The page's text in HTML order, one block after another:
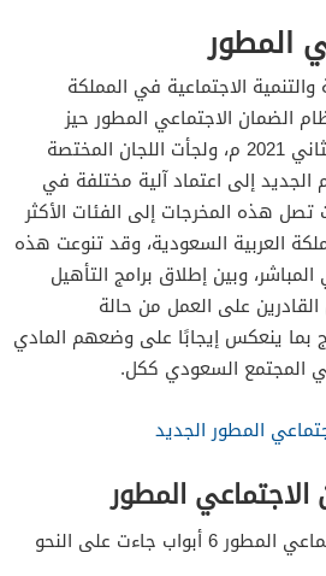
المطور
والتنمية الاجتماعية في المملكة
الضمان الاجتماعي المطور حيز
التنفيذ بتاريخ 20 تشرين الثاني 2021 م، ولجأت اللجان المختصة
الجديد إلى اعتماد آلية مختلفة في
هذه المخرجات إلى الفئات الأكثر
العربية السعودية، وقد تنوعت هذه
وبين إطلاق برامج التأهيل
على العمل من حالة
بما ينعكس إيجابًا على وضعهم المادي
المجتمع السعودي ككل.
المطور الجديد
المطور
تتضمن نظام الضمان الاجتماعي المطور 6 أبواب جاءت على النحو